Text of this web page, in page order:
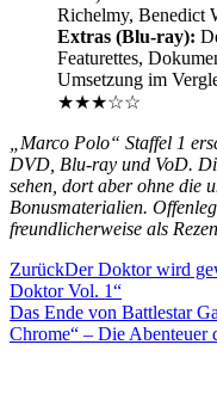
Richelmy, Benedict
Extras (Blu-ray):
Featurettes,
Umsetzung im
★★★☆☆
„Marco Polo“ Staffel 1
DVD, Blu-ray und VoD.
sehen, dort aber ohne die
Bonusmaterialien.
freundlicherweise als
ZurückDer Doktor wird
Doktor Vol. 1“
Das Ende von Battlestar
Chrome“ – Die Abenteuer